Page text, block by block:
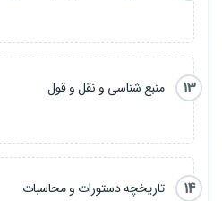
13
منبع شناسی و نقل و قول
14
تاریخچه دستورات و محاسبات